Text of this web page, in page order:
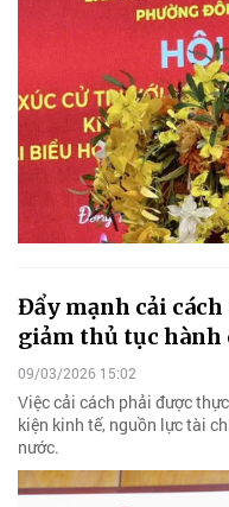
Đẩy mạnh cải
giảm thủ tục
09/03/2026 15:02
Việc cải cách phải được
kiện kinh tế, nguồn lực tài
nước.